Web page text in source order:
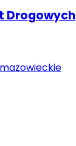
Drogowych